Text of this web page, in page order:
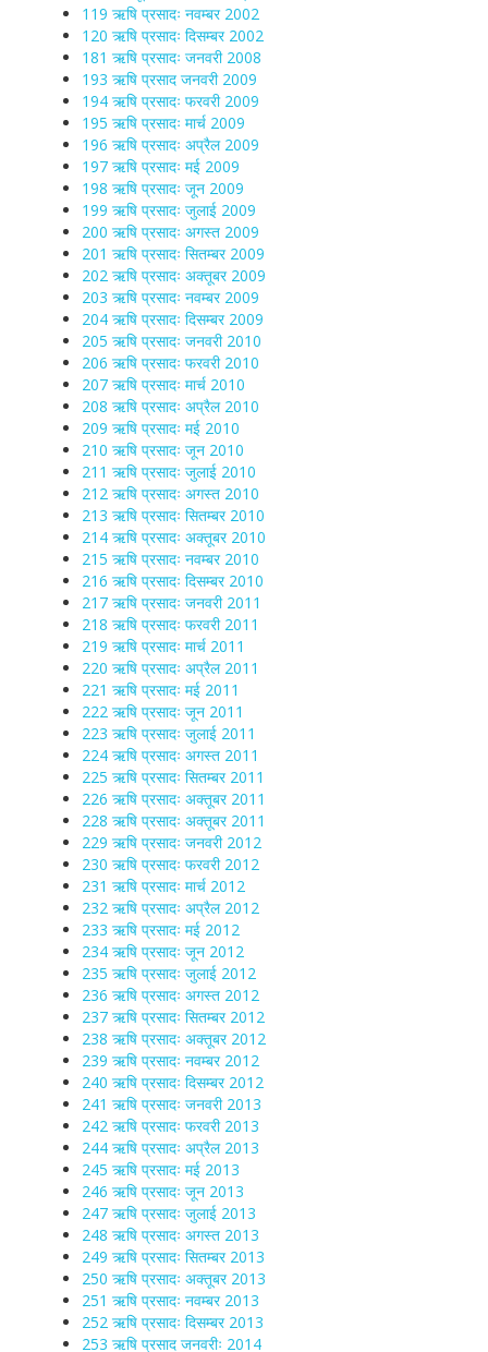
119 ऋषि प्रसादः नवम्बर 2002
120 ऋषि प्रसादः दिसम्बर 2002
181 ऋषि प्रसादः जनवरी 2008
193 ऋषि प्रसाद जनवरी 2009
194 ऋषि प्रसादः फरवरी 2009
195 ऋषि प्रसादः मार्च 2009
196 ऋषि प्रसादः अप्रैल 2009
197 ऋषि प्रसादः मई 2009
198 ऋषि प्रसादः जून 2009
199 ऋषि प्रसादः जुलाई 2009
200 ऋषि प्रसादः अगस्त 2009
201 ऋषि प्रसादः सितम्बर 2009
202 ऋषि प्रसादः अक्तूबर 2009
203 ऋषि प्रसादः नवम्बर 2009
204 ऋषि प्रसादः दिसम्बर 2009
205 ऋषि प्रसादः जनवरी 2010
206 ऋषि प्रसादः फरवरी 2010
207 ऋषि प्रसादः मार्च 2010
208 ऋषि प्रसादः अप्रैल 2010
209 ऋषि प्रसादः मई 2010
210 ऋषि प्रसादः जून 2010
211 ऋषि प्रसादः जुलाई 2010
212 ऋषि प्रसादः अगस्त 2010
213 ऋषि प्रसादः सितम्बर 2010
214 ऋषि प्रसादः अक्तूबर 2010
215 ऋषि प्रसादः नवम्बर 2010
216 ऋषि प्रसादः दिसम्बर 2010
217 ऋषि प्रसादः जनवरी 2011
218 ऋषि प्रसादः फरवरी 2011
219 ऋषि प्रसादः मार्च 2011
220 ऋषि प्रसादः अप्रैल 2011
221 ऋषि प्रसादः मई 2011
222 ऋषि प्रसादः जून 2011
223 ऋषि प्रसादः जुलाई 2011
224 ऋषि प्रसादः अगस्त 2011
225 ऋषि प्रसादः सितम्बर 2011
226 ऋषि प्रसादः अक्तूबर 2011
228 ऋषि प्रसादः अक्तूबर 2011
229 ऋषि प्रसादः जनवरी 2012
230 ऋषि प्रसादः फरवरी 2012
231 ऋषि प्रसादः मार्च 2012
232 ऋषि प्रसादः अप्रैल 2012
233 ऋषि प्रसादः मई 2012
234 ऋषि प्रसादः जून 2012
235 ऋषि प्रसादः जुलाई 2012
236 ऋषि प्रसादः अगस्त 2012
237 ऋषि प्रसादः सितम्बर 2012
238 ऋषि प्रसादः अक्तूबर 2012
239 ऋषि प्रसादः नवम्बर 2012
240 ऋषि प्रसादः दिसम्बर 2012
241 ऋषि प्रसादः जनवरी 2013
242 ऋषि प्रसादः फरवरी 2013
244 ऋषि प्रसादः अप्रैल 2013
245 ऋषि प्रसादः मई 2013
246 ऋषि प्रसादः जून 2013
247 ऋषि प्रसादः जुलाई 2013
248 ऋषि प्रसादः अगस्त 2013
249 ऋषि प्रसादः सितम्बर 2013
250 ऋषि प्रसादः अक्तूबर 2013
251 ऋषि प्रसादः नवम्बर 2013
252 ऋषि प्रसादः दिसम्बर 2013
253 ऋषि प्रसाद जनवरीः 2014